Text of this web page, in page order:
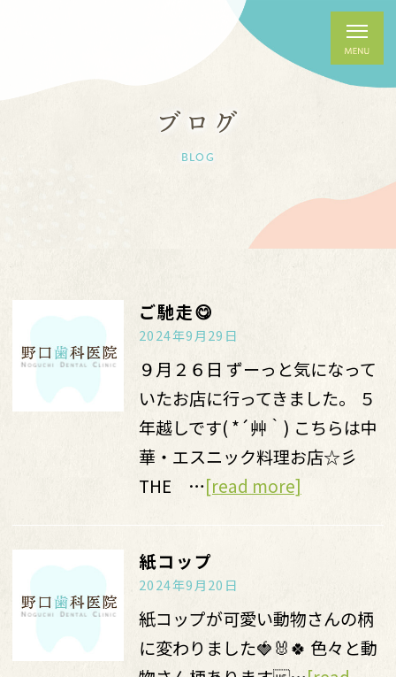
ブログ
BLOG
ご馳走😋
2024年9月29日
９月２６日 ずーっと気になって
いたお店に行ってきました。 ５
年越しです( *´艸｀) こちらは中
華・エスニック料理お店☆彡
THE …[read more]
紙コップ
2024年9月20日
紙コップが可愛い動物さんの柄
に変わりました🍓🐰🍀 色々と動